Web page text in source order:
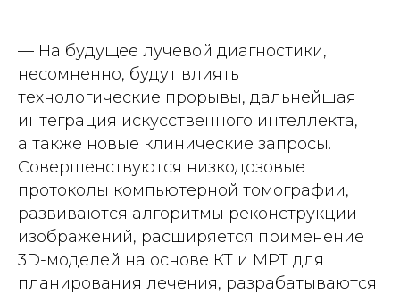
— На будущее лучевой диагностики,
несомненно, будут влиять
технологические прорывы, дальнейшая
интеграция искусственного интеллекта,
а также новые клинические запросы.
Совершенствуются низкодозовые
протоколы компьютерной томографии,
развиваются алгоритмы реконструкции
изображений, расширяется применение
3D-моделей на основе КТ и МРТ для
планирования лечения, разрабатываются